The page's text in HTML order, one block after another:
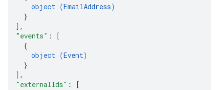
object (EmailAddress)
}
] ,
"events" :
[
{
object (Event)
}
] ,
"externalIds" :
[